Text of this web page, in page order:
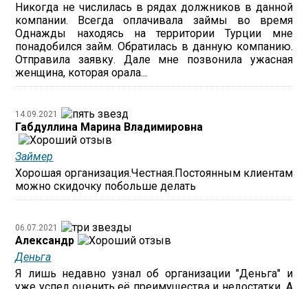
Никогда не числилась в рядах должников в данной
компании. Всегда оплачивала займы во время
Однажды находясь на территории Турции мне
понадобился займ. Обратилась в данную компанию.
Отправила заявку. Дале мне позвонила ужасная
женщина, которая орала...
14.09.2021
Габдуллина Марина Владимировна
Займер
Хорошая организация.Честная.Постоянным клиентам
можно скидочку побольше делать
06.07.2021
Александр
Деньга
Я лишь недавно узнал об организации "Деньга" и